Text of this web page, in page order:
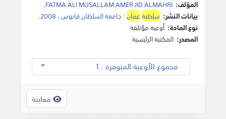
المؤلف: FATMA ALI MUSALLAM AMER JID ALMAHRI
.
بيانات النشر: سلطنةعمان: جامعة السلطان قابوس، 2008
.
نوع المادة: أوعية مؤتلفة
المصدر: المكتبة الرئيسية
مجموع الأوعية المتوفرة : 1
معاينة